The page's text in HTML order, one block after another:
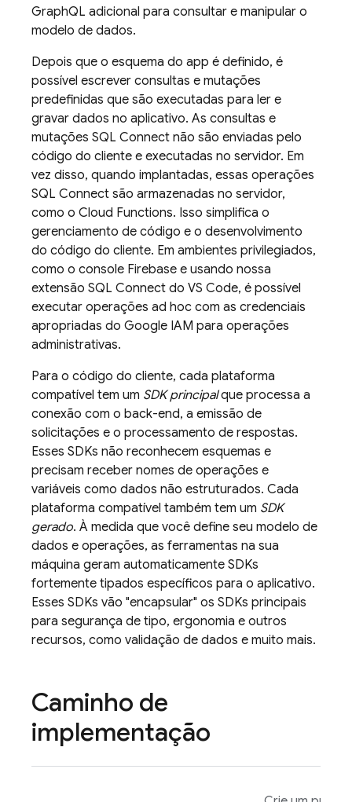
GraphQL adicional para consultar e manipular o
modelo de dados.
Depois que o esquema do app é definido, é
possível escrever consultas e mutações
predefinidas que são executadas para ler e
gravar dados no aplicativo. As consultas e
mutações SQL Connect não são enviadas pelo
código do cliente e executadas no servidor. Em
vez disso, quando implantadas, essas operações
SQL Connect são armazenadas no servidor,
como o Cloud Functions. Isso simplifica o
gerenciamento de código e o desenvolvimento
do código do cliente. Em ambientes privilegiados,
como o console Firebase e usando nossa
extensão SQL Connect do VS Code, é possível
executar operações ad hoc com as credenciais
apropriadas do Google IAM para operações
administrativas.
Para o código do cliente, cada plataforma
compatível tem um SDK principalque processa a
conexão com o back-end, a emissão de
solicitações e o processamento de respostas.
Esses SDKs não reconhecem esquemas e
precisam receber nomes de operações e
variáveis como dados não estruturados. Cada
plataforma compatível também tem um SDK
gerado. À medida que você define seu modelo de
dados e operações, as ferramentas na sua
máquina geram automaticamente SDKs
fortemente tipados específicos para o aplicativo.
Esses SDKs vão "encapsular" os SDKs principais
para segurança de tipo, ergonomia e outros
recursos, como validação de dados e muito mais.
Caminho de
implementação